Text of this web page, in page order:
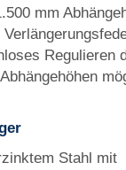
mm
Regulieren
Stahl mit